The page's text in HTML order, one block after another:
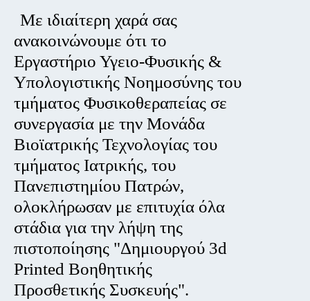
Με ιδιαίτερη χαρά σας
ανακοινώνουμε ότι το
Εργαστήριο Υγειο-Φυσικής &
Υπολογιστικής Νοημοσύνης του
τμήματος Φυσικοθεραπείας σε
συνεργασία με την Μονάδα
Βιοϊατρικής Τεχνολογίας του
τμήματος Ιατρικής, του
Πανεπιστημίου Πατρών,
ολοκλήρωσαν με επιτυχία όλα
στάδια για την λήψη της
πιστοποίησης "Δημιουργού 3d
Printed Βοηθητικής
Προσθετικής Συσκευής".